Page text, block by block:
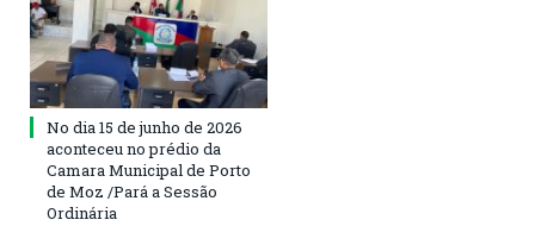
No dia 15 de junho de 2026
aconteceu no prédio da
Camara Municipal de Porto
de Moz /Pará a Sessão
Ordinária